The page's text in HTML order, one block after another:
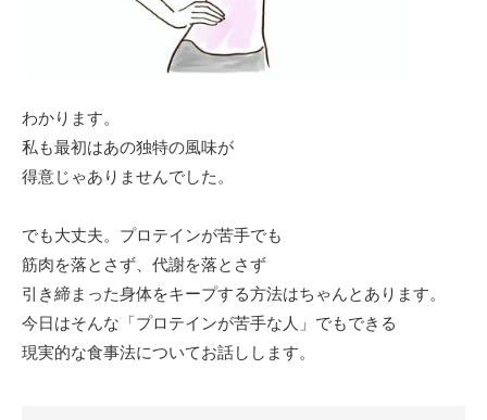
わかります。
私も最初はあの独特の風味が
得意じゃありませんでした。
でも大丈夫。プロテインが苦手でも
筋肉を落とさず、代謝を落とさず
引き締まった身体をキープする方法はちゃんとあります。
今日はそんな「プロテインが苦手な人」でもできる
現実的な食事法についてお話しします。